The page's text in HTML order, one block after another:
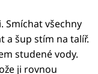
Smíchat všechny
a šup stím na talíř.
studené vody.
ji rovnou